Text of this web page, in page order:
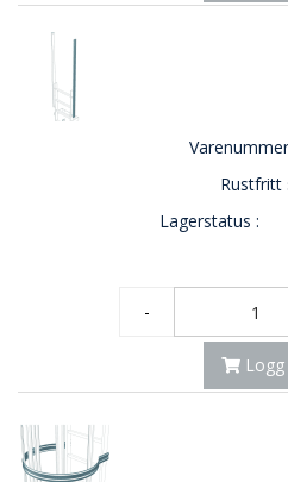
Rustfritt
Lagerstatus :
-